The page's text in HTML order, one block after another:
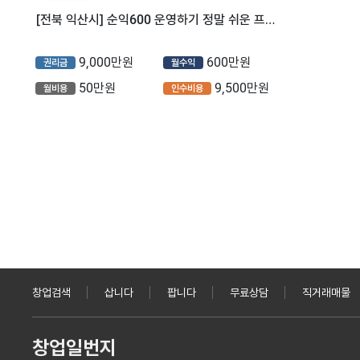
[전북 익산시] 순익600 운영하기 정말 쉬운 프랜차이즈 분식집
권리금 9,000만원 월수익 600만원
월비용 50만원 인수비용 9,500만원
창업검색 삽니다 팝니다 무료상담 직거래매물
창업일번지